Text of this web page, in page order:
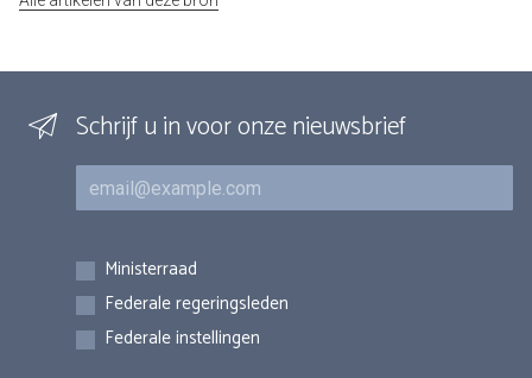
Schrijf u in voor onze nieuwsbrief
E-mail
Inschrijvingen
Ministerraad
Federale regeringsleden
Federale instellingen